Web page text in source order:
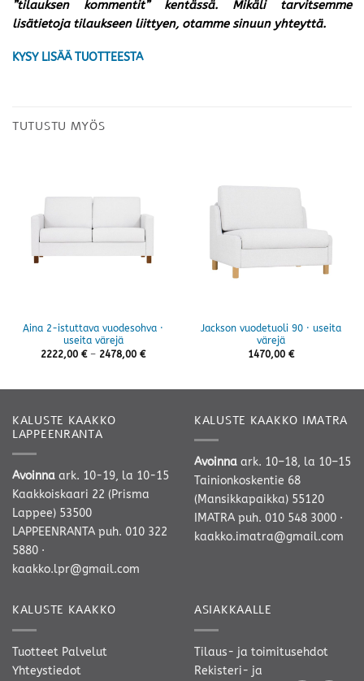
”tilauksen kommentit” kentässä. Mikäli tarvitsemme
lisätietoja tilaukseen liittyen, otamme sinuun yhteyttä.
KYSY LISÄÄ TUOTTEESTA
TUTUSTU MYÖS
Aina 2-istuttava vuodesohva ·
useita värejä
2222,00 € – 2478,00 €Hintaluokka:
Jackson vuodetuoli 90 · useita
värejä
1470,00 €
KALUSTE KAAKKO
LAPPEENRANTA
Avoinna ark. 10-19, la 10-15
Kaakkoiskaari 22 (Prisma
Lappee) 53500
LAPPEENRANTA puh. 010 322
5880 ·
kaakko.lpr@gmail.com
KALUSTE KAAKKO IMATRA
Avoinna ark. 10–18, la 10–15
Tainionkoskentie 68
(Mansikkapaikka) 55120
IMATRA puh. 010 548 3000 ·
kaakko.imatra@gmail.com
KALUSTE KAAKKO
Tuotteet Palvelut
Yhteystiedot
ASIAKKAALLE
Tilaus- ja toimitusehdot
Rekisteri- ja